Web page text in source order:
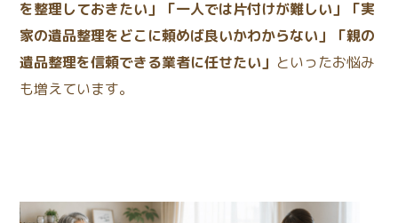
を整理しておきたい」「一人では片付けが難しい」「実
家の遺品整理をどこに頼めば良いかわからない」「親の
遺品整理を信頼できる業者に任せたい」 といったお悩み
も増えています。